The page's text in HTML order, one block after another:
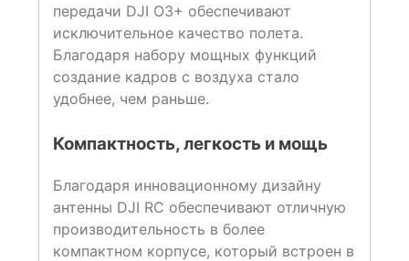
передачи DJI O3+ обеспечивают
исключительное качество полета.
Благодаря набору мощных функций
создание кадров с воздуха стало
удобнее, чем раньше.
Компактность, легкость и мощь
Благодаря инновационному дизайну
антенны DJI RC обеспечивают отличную
производительность в более
компактном корпусе, который встроен в